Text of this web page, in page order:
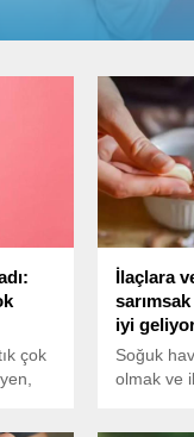
çok
İlaçlara
iyi
Soğuk
olmak ve